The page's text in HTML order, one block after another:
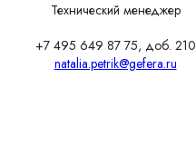
Технический менеджер
+7 495 649 87 75, доб. 210
natalia.petrik@gefera.ru